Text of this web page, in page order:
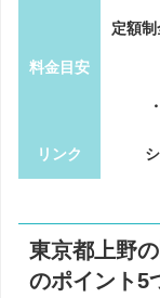
料金目安
定額
リンク
東京都上野
のポイント5